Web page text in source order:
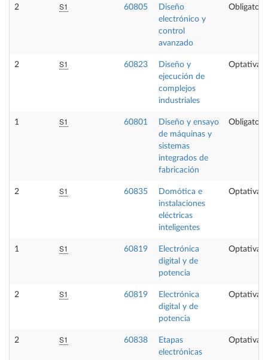
2 S1 60805
Diseño
electrónico y
control
avanzado
Obligatoria
2 S1 60823
Diseño y
ejecución de
complejos
industriales
Optativa
1 S1 60801
Diseño y ensayo
de máquinas y
sistemas
integrados de
fabricación
Obligatoria
2 S1 60835
Domótica e
instalaciones
eléctricas
inteligentes
Optativa
1 S1 60819
Electrónica
digital y de
potencia
Optativa
2 S1 60819
Electrónica
digital y de
potencia
Optativa
2 S1 60838
Etapas
electrónicas
Optativa